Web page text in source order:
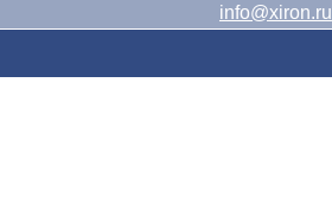
info@xiron.ru